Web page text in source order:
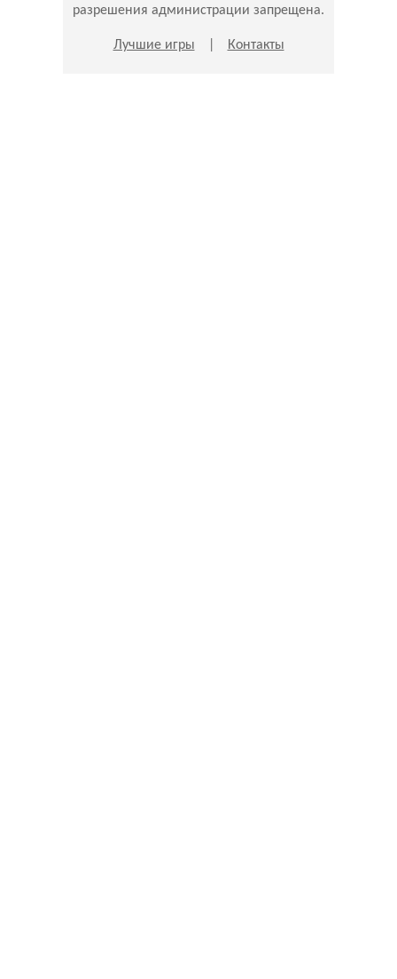
разрешения администрации запрещена.
Лучшие игры Контакты